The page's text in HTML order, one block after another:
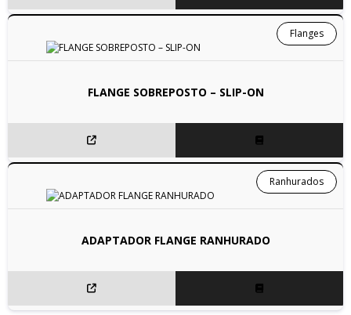
FLANGE SOBREPOSTO – SLIP-ON
Flanges
ADAPTADOR FLANGE RANHURADO
Ranhurados